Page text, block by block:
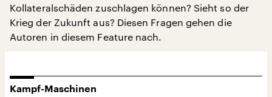
Kollateralschäden zuschlagen können? Sieht so der
Krieg der Zukunft aus? Diesen Fragen gehen die
Autoren in diesem Feature nach.
Kampf-Maschinen